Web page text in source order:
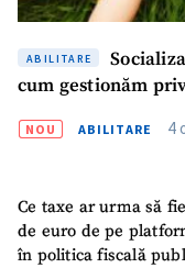
ABILITARE
cum gestionăm
NOU ABILITARE 4
Ce taxe ar urma să
de euro de pe
în politica fiscală